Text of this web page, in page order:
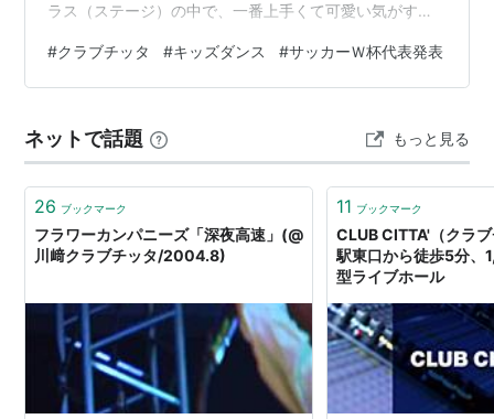
ラス（ステージ）の中で、一番上手くて可愛い気がす
だ（笑）。弟の男児も来年は小学生だ。ジイジも（バア
バも）まだまだ頑張るぞ～。老兵は死なず（Old soldiers
14:44 南武線 武蔵溝ノ口 15:07 川崎着 15:09 いつも混雑
15:14 15:23 久しぶ…
#クラブチッタ #キッズダンス #サッカーＷ杯代表発表
ネットで話題 もっと見る
26 ブックマーク
フラワーカンパニーズ「深夜高速」(@
川﨑クラブチッタ/2004.8)
11 ブックマーク
CLUB CITTA'（クラ
駅東口から徒歩5分、
型ライブホール